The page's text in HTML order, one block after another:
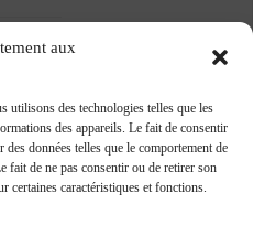
aux
utilisons des technologies telles que les
des appareils. Le fait de consentir
données telles que le comportement de
fait de ne pas consentir ou de retirer son
certaines caractéristiques et fonctions.